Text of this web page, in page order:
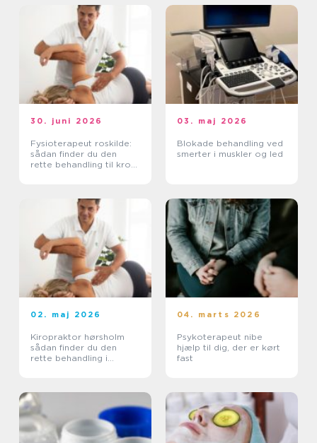
30. juni 2026
Fysioterapeut roskilde:
sådan finder du den
rette behandling til krop
03. maj 2026
Blokade behandling ved
smerter i muskler og led
02. maj 2026
Kiropraktor hørsholm
sådan finder du den
rette behandling i
04. marts 2026
Psykoterapeut nibe
hjælp til dig, der er kørt
fast